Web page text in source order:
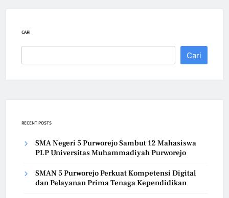
CARI
Cari
RECENT POSTS
SMA Negeri 5 Purworejo Sambut 12 Mahasiswa
PLP Universitas Muhammadiyah Purworejo
SMAN 5 Purworejo Perkuat Kompetensi Digital
dan Pelayanan Prima Tenaga Kependidikan